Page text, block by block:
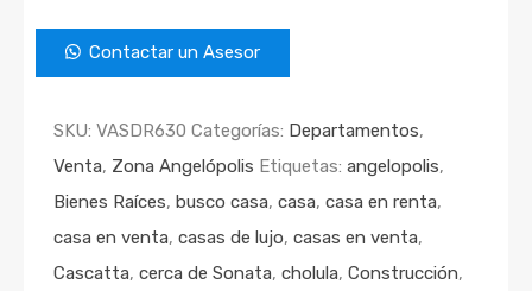
Contactar un Asesor
SKU: VASDR630 Categorías: Departamentos,
Venta, Zona Angelópolis Etiquetas: angelopolis,
Bienes Raíces, busco casa, casa, casa en renta,
casa en venta, casas de lujo, casas en venta,
Cascatta, cerca de Sonata, cholula, Construcción,